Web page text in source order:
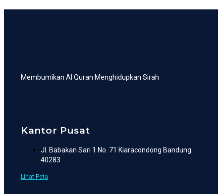
Membumikan Al Quran Menghidupkan Sirah
Kantor Pusat
Jl. Babakan Sari 1 No. 71 Kiaracondong Bandung
40283
Lihat Peta